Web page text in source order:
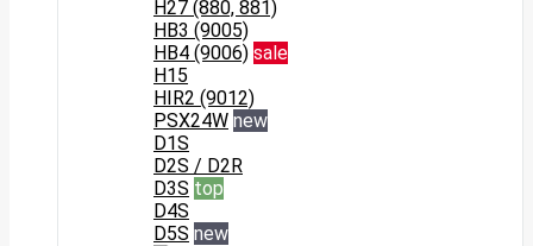
H27 (880, 881)
HB3 (9005)
HB4 (9006) sale
H15
HIR2 (9012)
PSX24W new
D1S
D2S / D2R
D3S top
D4S
D5S new